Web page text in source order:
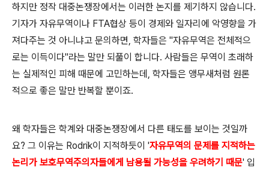
하지만 정작 대중논쟁장에서는 이러한 논지를 제기하지 않습니다.
기자가 자유무역이나 FTA협상 등이 경제와 일자리에 악영향을 가
져다주는 것 아니냐고 문의하면, 학자들은 "자유무역은 전체적으
로는 이득이다"라는 말만 되풀이 합니다. 사람들은 무역이 초래하
는 실제적인 피해 때문에 고민하는데, 학자들은 앵무새처럼 원론
적으로 좋은 말만 반복할 뿐이죠.
왜 학자들은 학계와 대중논쟁장에서 다른 태도를 보이는 것일까
요? 그 이유는 Rodrik이 지적하듯이 '자유무역의 문제를 지적하는
논리가 보호무역주의자들에게 남용될 가능성을 우려하기 때문' 입